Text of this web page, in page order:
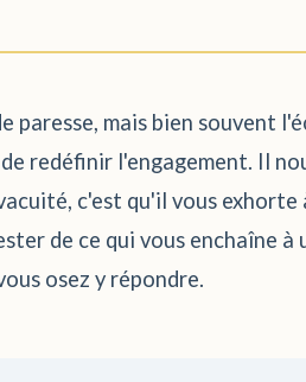
paresse, mais bien souvent
redéfinir l'engagement. Il
c'est qu'il vous
de ce qui vous enchaîne
osez y répondre.